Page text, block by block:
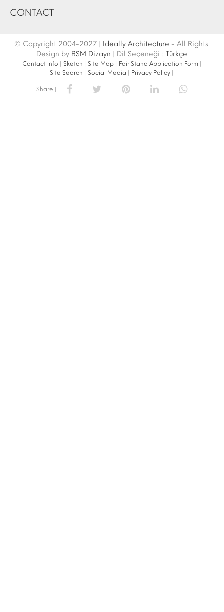
CONTACT
© Copyright 2004-2027 | Ideally Architecture - All Rights.
Design by RSM Dizayn | Dil Seçeneği : Türkçe
Contact Info Sketch Site Map| Fair Stand Application Form
Site Search
Social Media Privacy Policy
Share |